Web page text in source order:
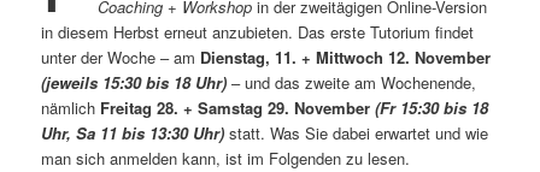
Coaching + Workshopin der zweitägigen Online-Version
in diesem Herbst erneut anzubieten. Das erste Tutorium findet
unter der Woche – am Dienstag, 11. + Mittwoch 12. November
(jeweils 15:30 bis 18 Uhr) – und das zweite am Wochenende,
nämlich Freitag 28. + Samstag 29. November (Fr 15:30 bis 18
Uhr, Sa 11 bis 13:30 Uhr) statt. Was Sie dabei erwartet und wie
man sich anmelden kann, ist im Folgenden zu lesen.